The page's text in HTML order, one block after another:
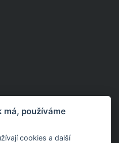
má, používáme
cookies a další